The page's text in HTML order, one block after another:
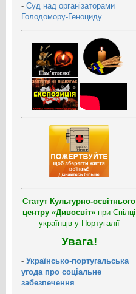
- Суд над організаторами
Голодомору-Геноциду
Статут Культурно-освітнього
центру «Дивосвіт» при Спілці
українців у Португалії
Увага!
- Українсько-португальська
угода про соціальне
забезпечення